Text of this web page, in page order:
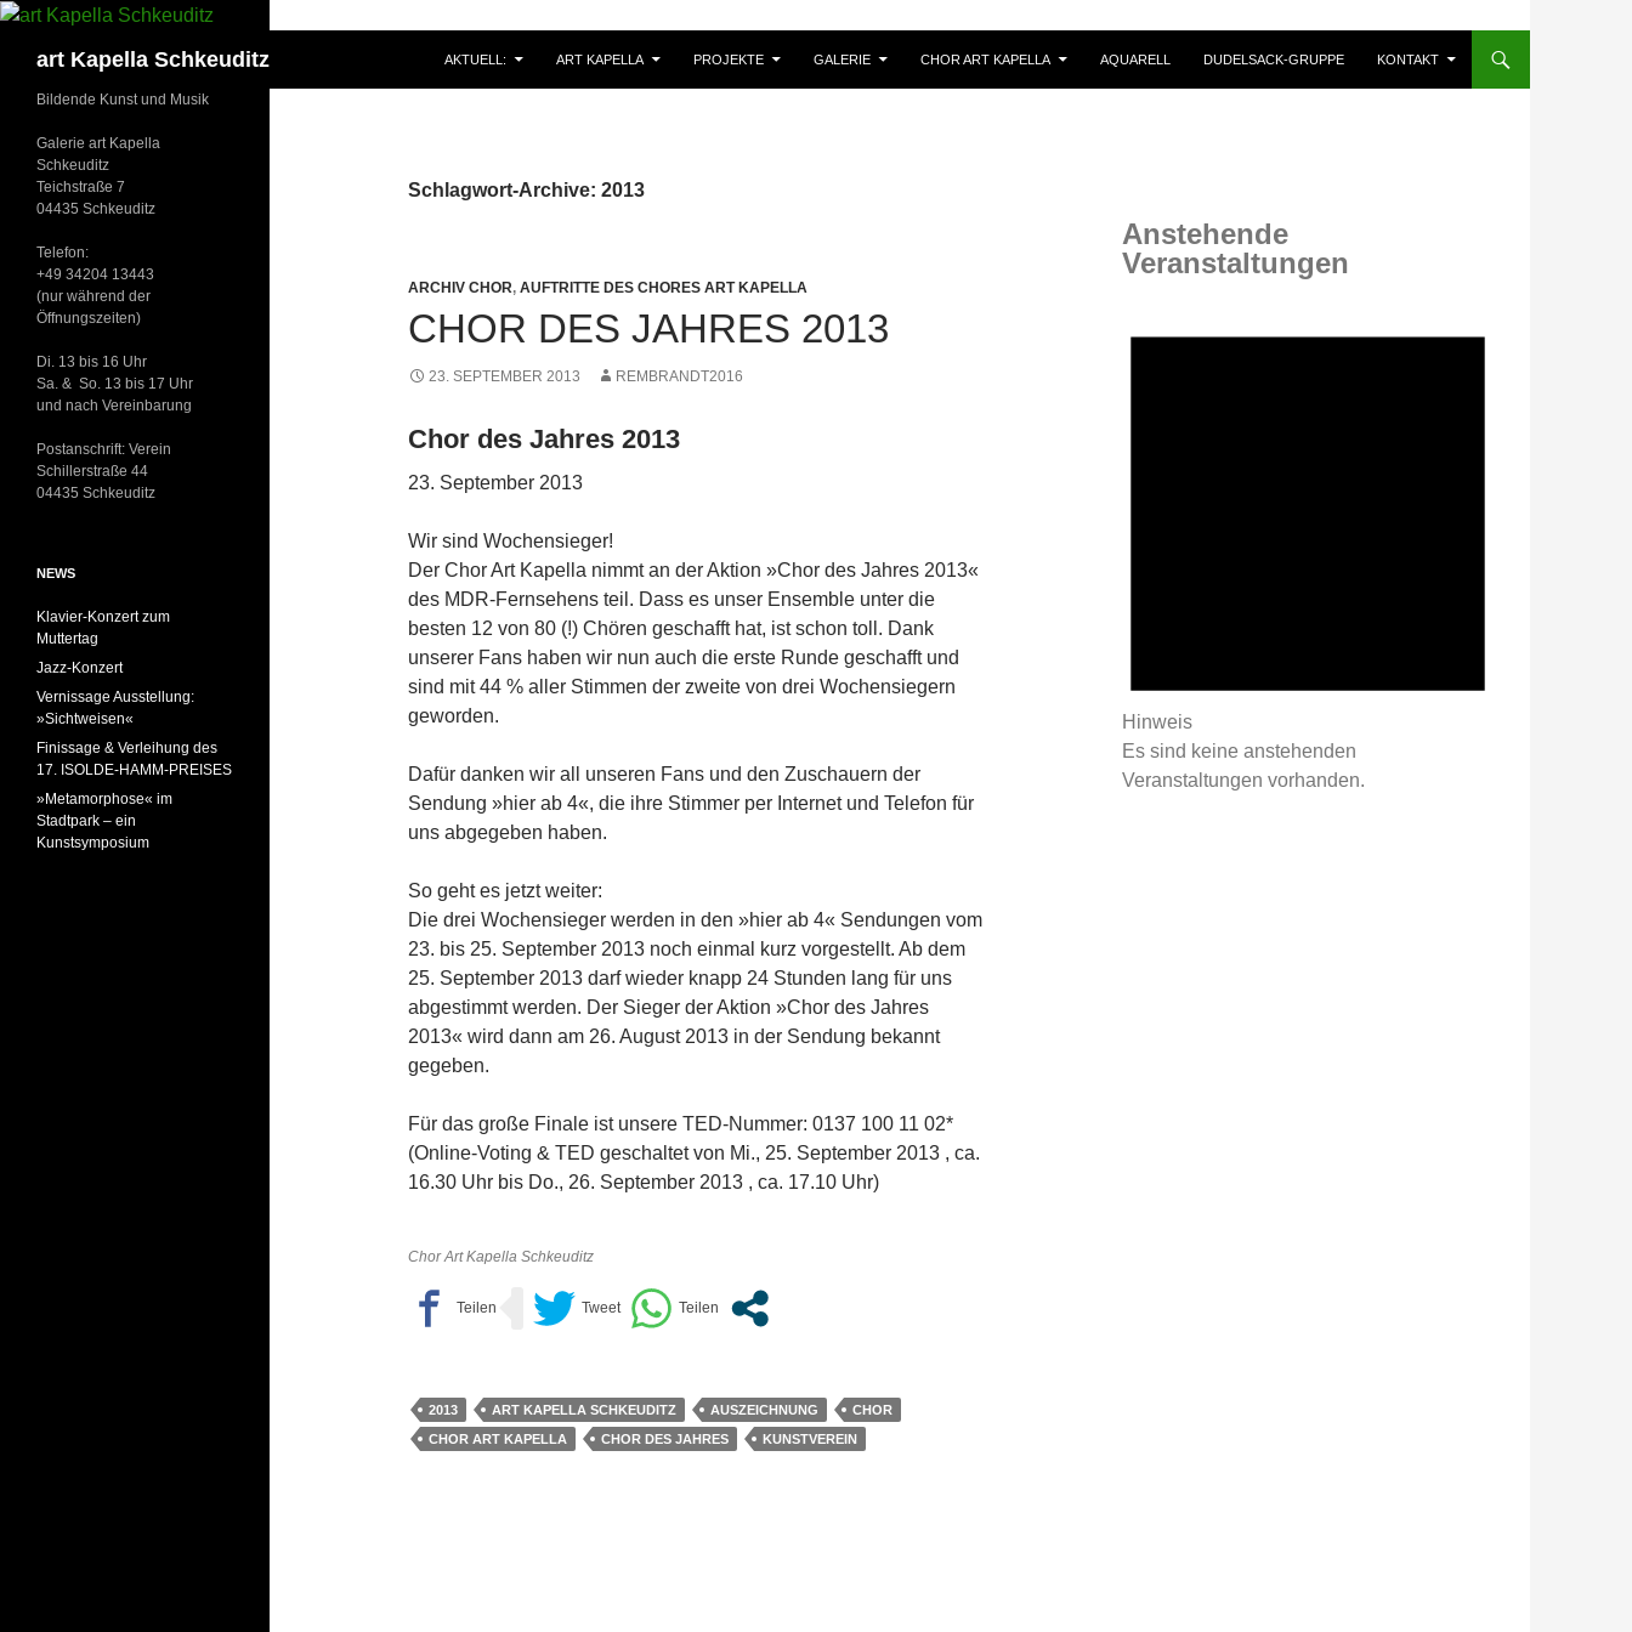
art Kapella Schkeuditz
AKTUELL:
ART KAPELLA PROJEKTE GALERIE CHOR ART KAPELLA AQUARELL DUDELSACK-GRUPPE KONTAKT
Schlagwort-Archive: 2013
ARCHIV CHOR, AUFTRITTE DES CHORES ART KAPELLA
CHOR DES JAHRES 2013
23. SEPTEMBER 2013 REMBRANDT2016
Chor des Jahres 2013
23. September 2013
Wir sind Wochensieger!
Der Chor Art Kapella nimmt an der Aktion »Chor des Jahres 2013«
des MDR-Fernsehens teil. Dass es unser Ensemble unter die
besten 12 von 80 (!) Chören geschafft hat, ist schon toll. Dank
unserer Fans haben wir nun auch die erste Runde geschafft und
sind mit 44 % aller Stimmen der zweite von drei Wochensiegern
geworden.
Dafür danken wir all unseren Fans und den Zuschauern der
Sendung »hier ab 4«, die ihre Stimmer per Internet und Telefon für
uns abgegeben haben.
So geht es jetzt weiter:
Die drei Wochensieger werden in den »hier ab 4« Sendungen vom
23. bis 25. September 2013 noch einmal kurz vorgestellt. Ab dem
25. September 2013 darf wieder knapp 24 Stunden lang für uns
abgestimmt werden. Der Sieger der Aktion »Chor des Jahres
2013« wird dann am 26. August 2013 in der Sendung bekannt
gegeben.
Für das große Finale ist unsere TED-Nummer: 0137 100 11 02*
(Online-Voting & TED geschaltet von Mi., 25. September 2013 , ca.
16.30 Uhr bis Do., 26. September 2013 , ca. 17.10 Uhr)
Chor Art Kapella Schkeuditz
2013 ART KAPELLA SCHKEUDITZ AUSZEICHNUNG
CHOR
CHOR ART KAPELLA
CHOR DES JAHRES KUNSTVEREIN
Anstehende
Veranstaltungen
Hinweis
Es sind keine anstehenden
Veranstaltungen vorhanden.
Bildende Kunst und Musik
Galerie art Kapella
Schkeuditz
Teichstraße 7
04435 Schkeuditz
Telefon:
+49 34204 13443
(nur während der
Öffnungszeiten)
Di. 13 bis 16 Uhr
Sa. & So. 13 bis 17 Uhr
und nach Vereinbarung
Postanschrift: Verein
Schillerstraße 44
04435 Schkeuditz
NEWS
Klavier-Konzert zum
Muttertag
Jazz-Konzert
Vernissage Ausstellung:
»Sichtweisen«
Finissage & Verleihung des
17. ISOLDE-HAMM-PREISES
»Metamorphose« im
Stadtpark – ein
Kunstsymposium